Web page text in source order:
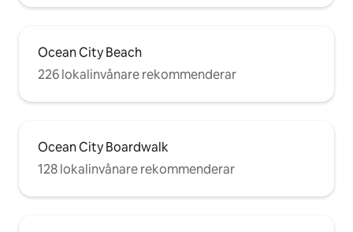
Ocean City Beach
226 lokalinvånare rekommenderar
Ocean City Boardwalk
128 lokalinvånare rekommenderar